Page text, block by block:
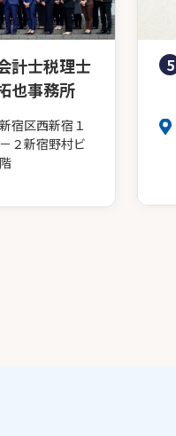
計士税理士
也事務所
宿区西新宿１
２新宿野村ビ
5